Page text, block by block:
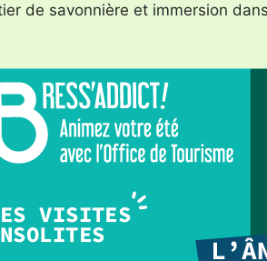
de savonnière et immersion